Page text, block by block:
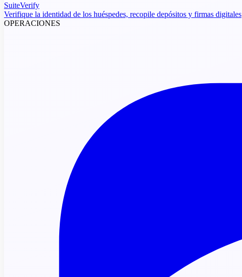
SuiteVerify
Verifique la identidad de los huéspedes, recopile depósitos y firmas digitales
OPERACIONES